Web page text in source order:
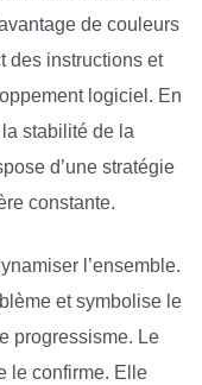
de couleurs
des instructions et
logiciel. En
stabilité de la
d’une stratégie
constante.
l’ensemble.
et symbolise le
progressisme. Le
le confirme. Elle